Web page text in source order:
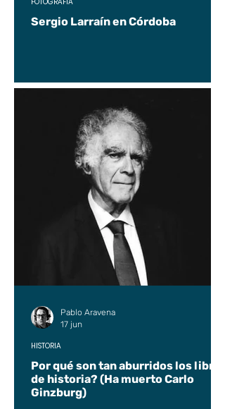
Sergio Larraín en Córdoba
Por qué son tan aburridos los libros
de historia? (Ha muerto Carlo
Ginzburg)
HISTORIA
Pablo Aravena
17 jun